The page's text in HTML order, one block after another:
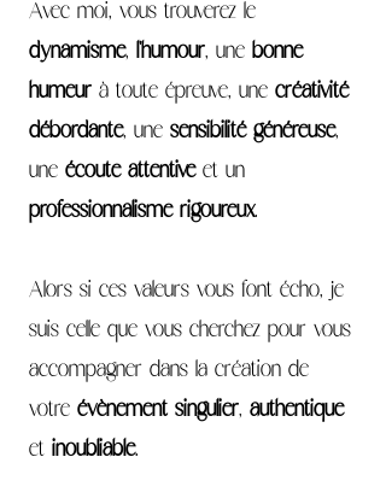
Avec moi, vous trouverez le
dynamisme, l'humour, une bonne
humeur à toute épreuve, une créativité
débordante, une sensibilité généreuse,
une écoute attentiveet un
professionnalisme rigoureux.
Alors si ces valeurs vous font écho, je
suis celle que vous cherchez pour vous
accompagner dans la création de
votre évènement singulier, authentique
et inoubliable.